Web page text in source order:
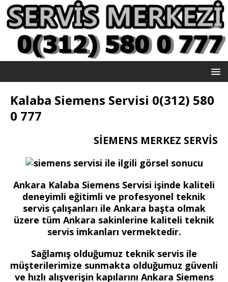
Kalaba Siemens Servisi 0(312) 580
0 777
SİEMENS MERKEZ SERVİS
Ankara Kalaba Siemens Servisi işinde kaliteli
deneyimli eğitimli ve profesyonel teknik
servis çalışanları ile Ankara başta olmak
üzere tüm Ankara sakinlerine kaliteli teknik
servis imkanları vermektedir.
Sağlamış olduğumuz teknik servis ile
müşterilerimize sunmakta olduğumuz güvenli
ve hızlı alışverişin kapılarını Ankara Siemens